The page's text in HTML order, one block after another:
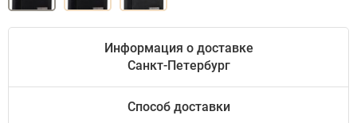
Информация о доставке
Санкт-Петербург
Способ доставки